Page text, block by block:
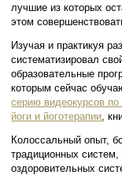
лучшие из которых
этом
Изучая и практикуя
систематизировал
образовательные
которым сейчас
серию видеокурсов по
йоги и йоготерапии ,
Колоссальный опыт,
традиционных
оздоровительных